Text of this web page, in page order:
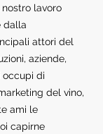
lavoro
dalla
attori del
aziende,
occupi di
del vino,
ami le
capirne